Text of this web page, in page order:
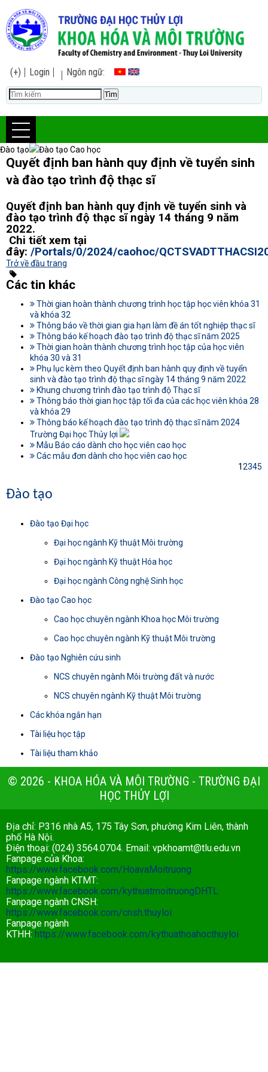
(+) Login Ngôn ngữ:
Đào tạo Đào tạo Cao học
Quyết định ban hành quy định về tuyển sinh
và đào tạo trình độ thạc sĩ
Quyết định ban hành quy định về tuyển sinh và
đào tạo trình độ thạc sĩ ngày 14 tháng 9 năm
2022.
Chi tiết xem tại
đây: /Portals/0/2024/caohoc/
Trở về đầu trang
Các tin khác
Thời gian hoàn thành chương trình học tập học viên khóa 31
và khóa 32
Thông báo về thời gian gia hạn làm đề án tốt nghiệp thạc sĩ
Thông báo kế hoạch đào tạo trình độ thạc sĩ năm 2025
Thời gian hoàn thành chương trình học tập của học viên
khóa 30 và 31
Phụ lục kèm theo Quyết định ban hành quy định về tuyển
sinh và đào tạo trình độ thạc sĩ ngày 14 tháng 9 năm 2022
Khung chương trình đào tạo trình độ Thạc sĩ
Thông báo thời gian học tập tối đa của các học viên khóa 28
và khóa 29
Thông báo kế hoạch đào tạo trình độ thạc sĩ năm 2024
Trường Đại học Thủy lợi
Mẫu Báo cáo dành cho học viên cao học
Các mẫu đơn dành cho học viên cao học
12345
Đào tạo
Đào tạo Đại học
Đại học ngành Kỹ thuật Môi trường
Đại học ngành Kỹ thuật Hóa học
Đại học ngành Công nghệ Sinh học
Đào tạo Cao học
Cao học chuyên ngành Khoa học Môi trường
Cao học chuyên ngành Kỹ thuật Môi trường
Đào tạo Nghiên cứu sinh
NCS chuyên ngành Môi trường đất và nước
NCS chuyên ngành Kỹ thuật Môi trường
Các khóa ngắn hạn
Tài liệu học tập
Tài liệu tham khảo
© 2026 - KHOA HÓA VÀ MÔI TRƯỜNG - TRƯỜNG ĐẠI
HỌC THỦY LỢI
Địa chỉ: P316 nhà A5, 175 Tây Sơn, phường Kim Liên, thành
phố Hà Nội.
Điện thoại: (024) 3564.0704. Email: vpkhoamt@tlu.edu.vn
Fanpage của Khoa:
https://www.facebook.com/HoavaMoitruong
Fanpage ngành KTMT:
https://www.facebook.com/kythuatmoitruongDHTL
Fanpage ngành CNSH:
https://www.facebook.com/cnsh.thuyloi
Fanpage ngành
KTHH: https://www.facebook.com/kythuathoahocthuyloi